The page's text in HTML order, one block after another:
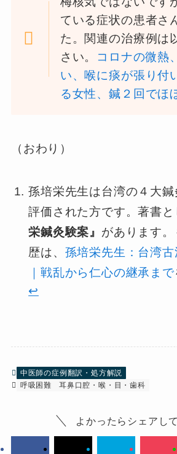
ている症状の患者さ
た。関連の治療例は
さい。
コロナの微熱
い、喉に痰が張り付
る女性、鍼２回でほ
（おわり）
孫培栄先生は台湾の４大鍼
評価された方です。著書と
栄鍼灸験案』 があります
歴は、 孫培栄先生：台湾
｜戦乱から仁心の継承まで
↩︎
中医師の症例翻訳・処方解説
呼吸困難
耳鼻口腔・喉・目・歯科
よかったらシェアし